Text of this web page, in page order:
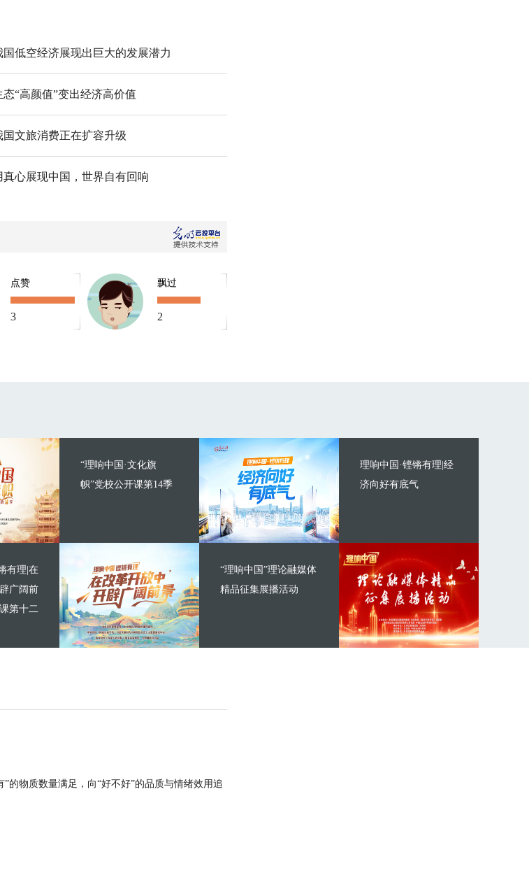
国低空经济展现出巨大的发展潜力
态“高颜值”变出经济高价值
国文旅消费正在扩容升级
真心展现中国，世界自有回响
点赞
3
飘过
2
“理响中国·文化旗
帜”党校公开课第14季
有理|在
广阔前
第十二
理响中国·铿锵有理|经
济向好有底气
“理响中国”理论融媒体
精品征集展播活动
的物质数量满足，向“好不好”的品质与情绪效用追